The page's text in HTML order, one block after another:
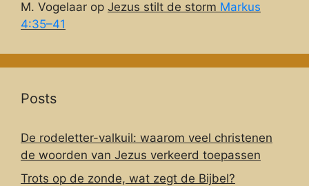
M. Vogelaar op Jezus stilt de storm Markus
4:35–41
Posts
De rodeletter-valkuil: waarom veel christenen
de woorden van Jezus verkeerd toepassen
Trots op de zonde, wat zegt de Bijbel?